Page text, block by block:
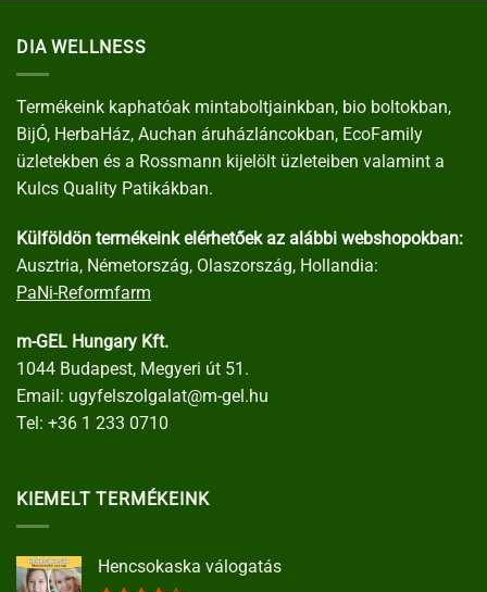
DIA WELLNESS
Termékeink kaphatóak mintaboltjainkban, bio boltokban,
BijÓ, HerbaHáz, Auchan áruházláncokban, EcoFamily
üzletekben és a Rossmann kijelölt üzleteiben valamint a
Kulcs Quality Patikákban.
Külföldön termékeink elérhetőek az alábbi webshopokban:
Ausztria, Németország, Olaszország, Hollandia:
PaNi-Reformfarm
m-GEL Hungary Kft.
1044 Budapest, Megyeri út 51.
Email: ugyfelszolgalat@m-gel.hu
Tel: +36 1 233 0710
KIEMELT TERMÉKEINK
Hencsokaska válogatás